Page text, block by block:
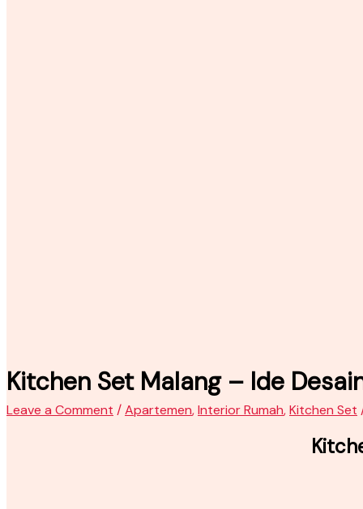
Kitchen Set Malang – Ide
Leave a Comment /Apartemen,Interior Rumah,Kitchen Set